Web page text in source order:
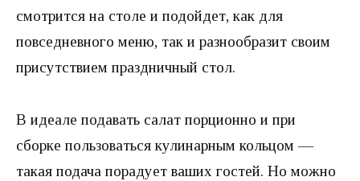
смотрится на столе и подойдет, как для
повседневного меню, так и разнообразит своим
присутствием праздничный стол.
В идеале подавать салат порционно и при
сборке пользоваться кулинарным кольцом —
такая подача порадует ваших гостей. Но можно